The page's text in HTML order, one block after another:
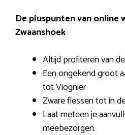
De pluspunten van online
Zwaanshoek
Altijd profiteren van
Een ongekend groot
tot Viognier
Zware flessen tot in
Laat meteen je
meebezorgen.